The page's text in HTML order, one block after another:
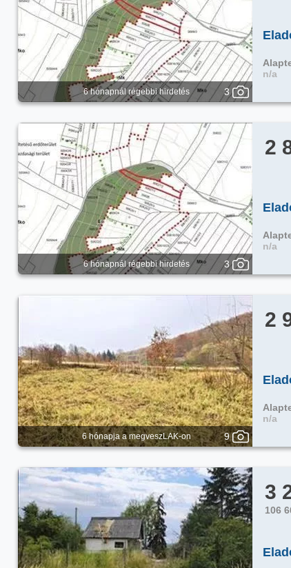
6 hónapnál régebbi hirdetés 3
n/a
6 hónapnál régebbi hirdetés 3
2
n/a
6 hónapja a megveszLAK-on 9
2
n/a
3
106